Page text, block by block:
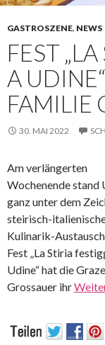
GASTROSZENE, NEWS
FEST
A
FAMILIE
30. MAI 2022
Am verlängerten
Wochenende stand
ganz unter dem
steirisch-
Kulinarik-
Fest „La Stiria
Udine“ hat die
Grossauer ihr